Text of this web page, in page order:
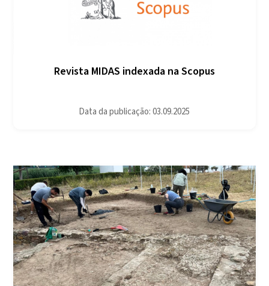
Revista MIDAS indexada na Scopus
Data da publicação: 03.09.2025